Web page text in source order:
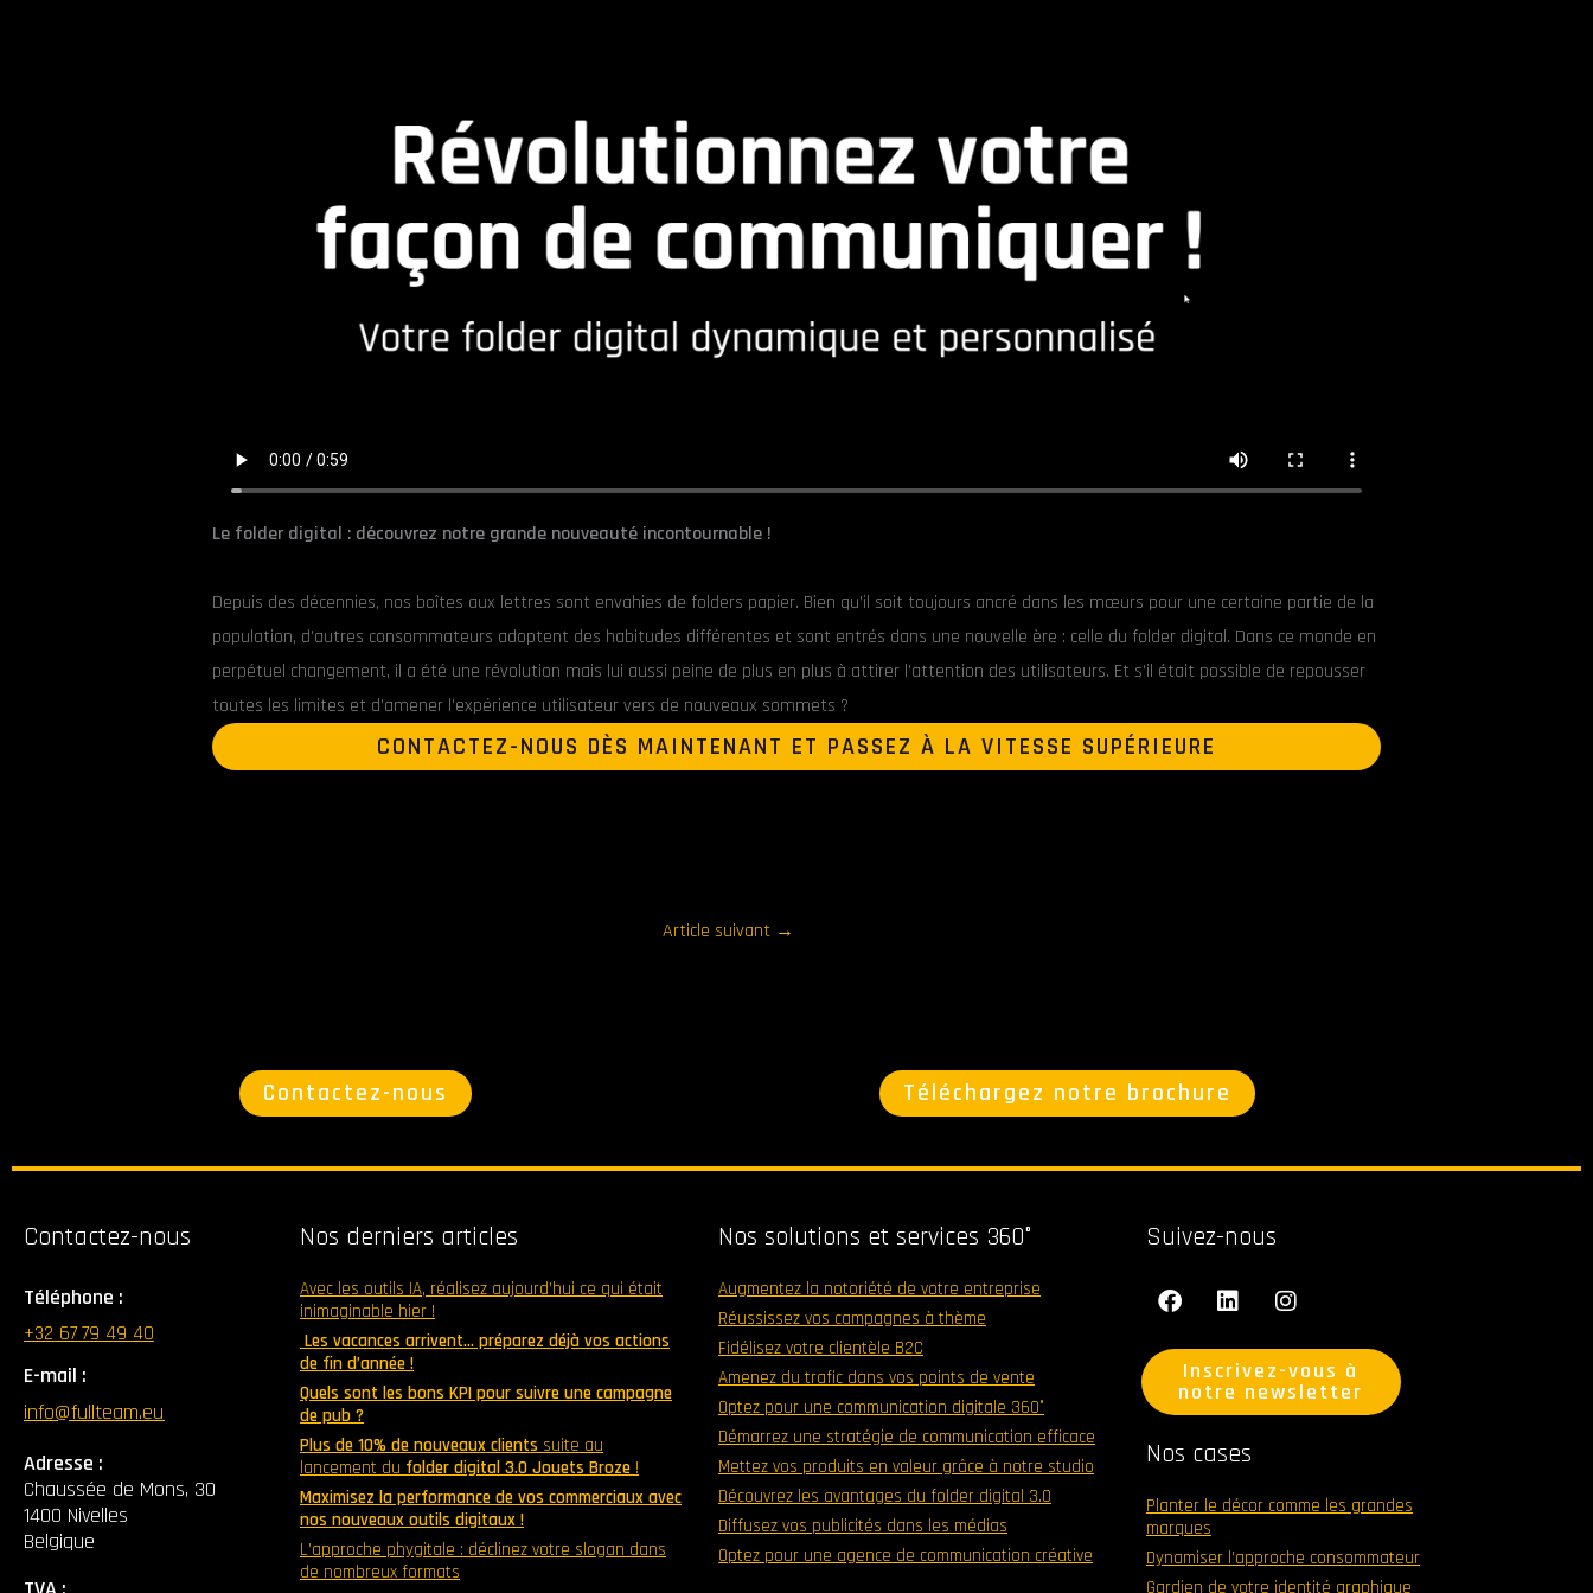
Le folder digital : découvrez notre grande nouveauté incontournable !
Depuis des décennies, nos boîtes aux lettres sont envahies de folders papier. Bien qu’il soit toujours ancré dans les mœurs pour une certaine partie de la
population, d’autres consommateurs adoptent des habitudes différentes et sont entrés dans une nouvelle ère : celle du folder digital. Dans ce monde en
perpétuel changement, il a été une révolution mais lui aussi peine de plus en plus à attirer l’attention des utilisateurs. Et s’il était possible de repousser
toutes les limites et d’amener l’expérience utilisateur vers de nouveaux sommets ?
CONTACTEZ-NOUS DÈS MAINTENANT ET PASSEZ À LA VITESSE SUPÉRIEURE
Article suivant →
Contactez-nous Téléchargez notre brochure
Contactez-nous
Téléphone :
+32 67 79 49 40
E-mail :
info@fullteam.eu
Adresse :
Chaussée de Mons, 30
1400 Nivelles
Belgique
Nos derniers articles
Avec les outils IA, réalisez aujourd’hui ce qui était
inimaginable hier !
Les vacances arrivent… préparez déjà vos actions
de fin d’année !
Quels sont les bons KPI pour suivre une campagne
de pub ?
Plus de 10% de nouveaux clients suite au
lancement du folder digital 3.0 Jouets Broze !
Maximisez la performance de vos commerciaux avec
nos nouveaux outils digitaux !
L’approche phygitale : déclinez votre slogan dans
de nombreux formats
Nos solutions et services 360°
Augmentez la notoriété de votre entreprise
Réussissez vos campagnes à thème
Fidélisez votre clientèle B2C
Amenez du trafic dans vos points de vente
Optez pour une communication digitale 360°
Démarrez une stratégie de communication efficace
Mettez vos produits en valeur grâce à notre studio
Découvrez les avantages du folder digital 3.0
Diffusez vos publicités dans les médias
Optez pour une agence de communication créative
Suivez-nous
F
a
e
o
k
L
i
k
e
d
n
I
n
t
a
g
Inscrivez-vous à
notre newsletter
Nos cases
Planter le décor comme les grandes
marques
Dynamiser l’approche consommateur
Gardien de votre identité graphique